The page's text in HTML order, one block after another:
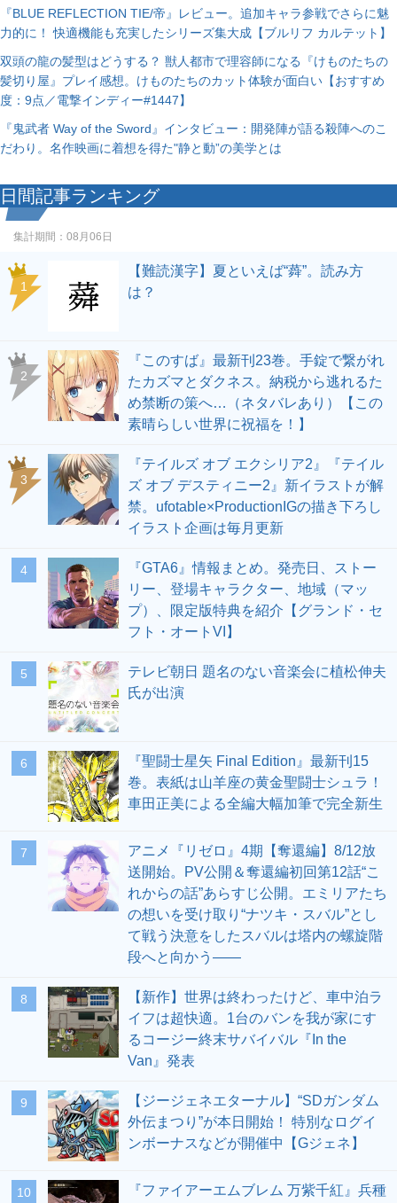
『BLUE REFLECTION TIE/帝』レビュー。追加キャラ参戦でさらに魅
力的に！ 快適機能も充実したシリーズ集大成【ブルリフ カルテット】
双頭の龍の髪型はどうする？ 獣人都市で理容師になる『けものたちの
髪切り屋』プレイ感想。けものたちのカット体験が面白い【おすすめ
度：9点／電撃インディー#1447】
『鬼武者 Way of the Sword』インタビュー：開発陣が語る殺陣へのこ
だわり。名作映画に着想を得た"静と動”の美学とは
日間記事ランキング
集計期間： 08月06日
1
【難読漢字】夏といえば“蕣”。読み方
は？
2
『このすば』最新刊23巻。手錠で繋がれ
たカズマとダクネス。納税から逃れるた
め禁断の策へ…（ネタバレあり）【この
素晴らしい世界に祝福を！】
3
『テイルズ オブ エクシリア2』『テイル
ズ オブ デスティニー2』新イラストが解
禁。ufotable×ProductionIGの描き下ろし
イラスト企画は毎月更新
4
『GTA6』情報まとめ。発売日、ストー
リー、登場キャラクター、地域（マッ
プ）、限定版特典を紹介【グランド・セ
フト・オートVI】
5
テレビ朝日 題名のない音楽会に植松伸夫
氏が出演
6
『聖闘士星矢 Final Edition』最新刊15
巻。表紙は山羊座の黄金聖闘士シュラ！
車田正美による全編大幅加筆で完全新生
7
アニメ『リゼロ』4期【奪還編】8/12放
送開始。PV公開＆奪還編初回第12話“こ
れからの話”あらすじ公開。エミリアたち
の想いを受け取り“ナツキ・スバル”とし
て戦う決意をしたスバルは塔内の螺旋階
段へと向かう――
8
【新作】世界は終わったけど、車中泊ラ
イフは超快適。1台のバンを我が家にす
るコージー終末サバイバル『In the
Van』発表
9
【ジージェネエターナル】“SDガンダム
外伝まつり”が本日開始！ 特別なログイ
ンボーナスなどが開催中【Gジェネ】
10
『ファイアーエムブレム 万紫千紅』兵種